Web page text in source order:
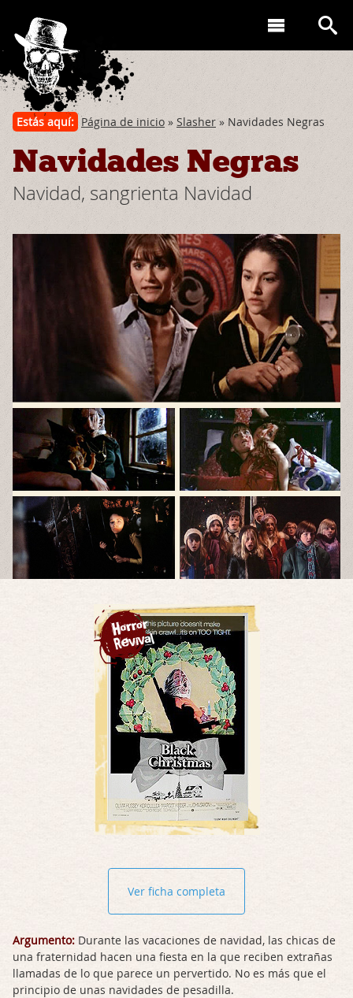
Estás aquí: Página de inicio » Slasher » Navidades Negras
Navidades Negras
Navidad, sangrienta Navidad
Ver ficha completa
Argumento: Durante las vacaciones de navidad, las chicas de
una fraternidad hacen una fiesta en la que reciben extrañas
llamadas de lo que parece un pervertido. No es más que el
principio de unas navidades de pesadilla.